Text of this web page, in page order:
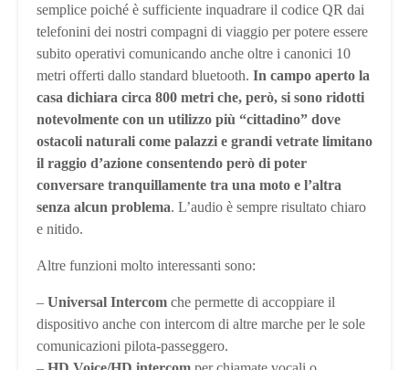
semplice poiché è sufficiente inquadrare il codice QR dai
telefonini dei nostri compagni di viaggio per potere essere
subito operativi comunicando anche oltre i canonici 10
metri offerti dallo standard bluetooth. In campo aperto la
casa dichiara circa 800 metri che, però, si sono ridotti
notevolmente con un utilizzo più “cittadino” dove
ostacoli naturali come palazzi e grandi vetrate limitano
il raggio d’azione consentendo però di poter
conversare tranquillamente tra una moto e l’altra
senza alcun problema. L’audio è sempre risultato chiaro
e nitido.
Altre funzioni molto interessanti sono:
– Universal Intercom che permette di accoppiare il
dispositivo anche con intercom di altre marche per le sole
comunicazioni pilota-passeggero.